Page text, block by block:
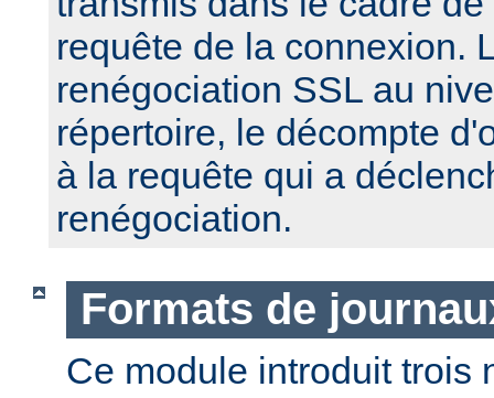
requête de la connexion.
renégociation SSL au
répertoire, le décompte
à la requête qui a
renégociation.
Formats de
Ce module introduit trois